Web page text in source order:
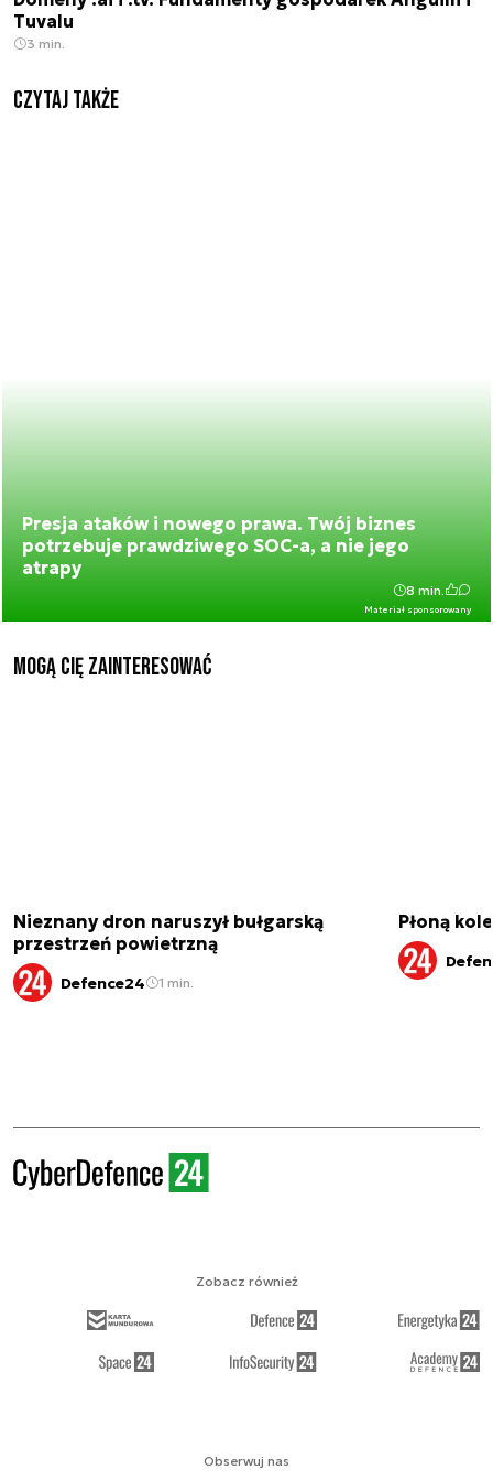
Tuvalu
3 min.
Czytaj także
Presja ataków i nowego prawa. Twój biznes
potrzebuje prawdziwego SOC-a, a nie jego
atrapy
Materiał sponsorowany
8 min.
Mogą Cię zainteresować
Nieznany dron naruszył bułgarską
przestrzeń powietrzną
Defence24 1 min.
Płoną
Obserwuj nas
Zobacz również